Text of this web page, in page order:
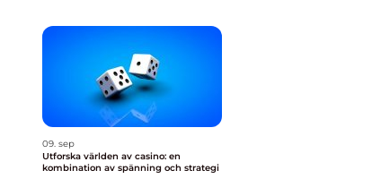
09. sep
Utforska världen av casino: en
kombination av spänning och strategi